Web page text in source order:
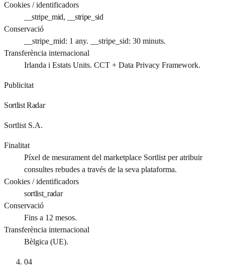
Cookies / identificadors
__stripe_mid, __stripe_sid
Conservació
__stripe_mid: 1 any. __stripe_sid: 30 minuts.
Transferència internacional
Irlanda i Estats Units. CCT + Data Privacy Framework.
Publicitat
Sortlist Radar
Sortlist S.A.
Finalitat
Píxel de mesurament del marketplace Sortlist per atribuir
consultes rebudes a través de la seva plataforma.
Cookies / identificadors
sortlist_radar
Conservació
Fins a 12 mesos.
Transferència internacional
Bèlgica (UE).
04